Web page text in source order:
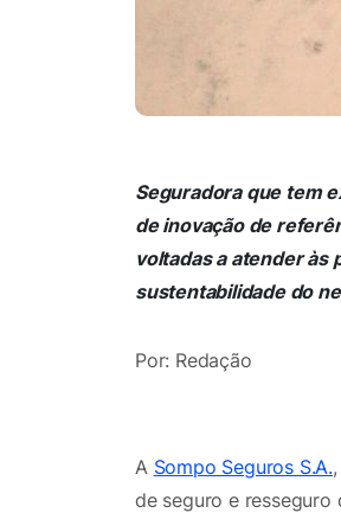
Seguradora que tem
de inovação de
voltadas a atender às
sustentabilidade do
Por: Redação
A Sompo Seguros S.A.
de seguro e